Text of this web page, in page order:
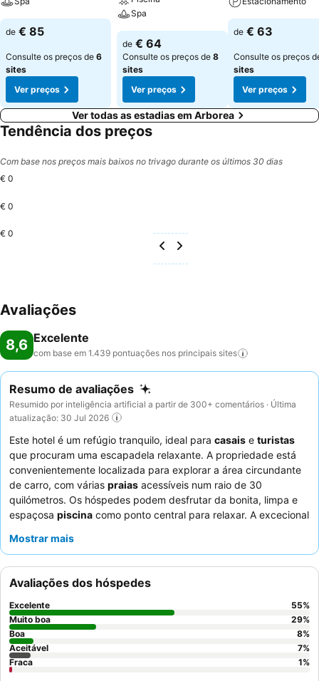
de € 85
Consulte os preços de 6
sites
Ver preços
Spa
de € 64
Consulte os preços de 8
sites
Ver preços
de € 63
Consulte os preços
sites
Ver preços
Ver todas as estadias em Arborea
Tendência dos preços
Com base nos preços mais baixos no trivago durante os últimos 30 dias
€ 0
€ 0
€ 0
Avaliações
8,6 Excelente
com base em 1.439 pontuações nos principais sites
Resumo de avaliações
Resumido por inteligência artificial a partir de 300+ comentários · Última
atualização: 30 Jul 2026
Este hotel é um refúgio tranquilo, ideal para casais e turistas
que procuram uma escapadela relaxante. A propriedade está
convenientemente localizada para explorar a área circundante
de carro, com várias praias acessíveis num raio de 30
quilómetros. Os hóspedes podem desfrutar da bonita, limpa e
espaçosa piscina como ponto central para relaxar. A excecional
com opções sem glúten, recebem consistentemente muitos
quarto virado para o jardim.
Mostrar mais
Avaliações dos hóspedes
Excelente 55%
Muito boa
29%
Boa
8%
Aceitável
7%
Fraca
1%